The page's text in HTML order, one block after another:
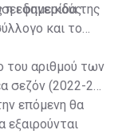
η εφημερίδα της
δανεικούς
και το
του αριθμού των
σεζόν (2022-23)
επόμενη θα
εξαιρούνται